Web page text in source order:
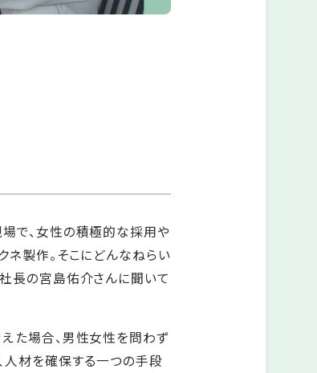
で、女性の積極的な採用や
ネ製作。そこにどんなねらい
長の宮島佑介さんに聞いて
た場合、男性女性を問わず
人材を確保する一つの手段